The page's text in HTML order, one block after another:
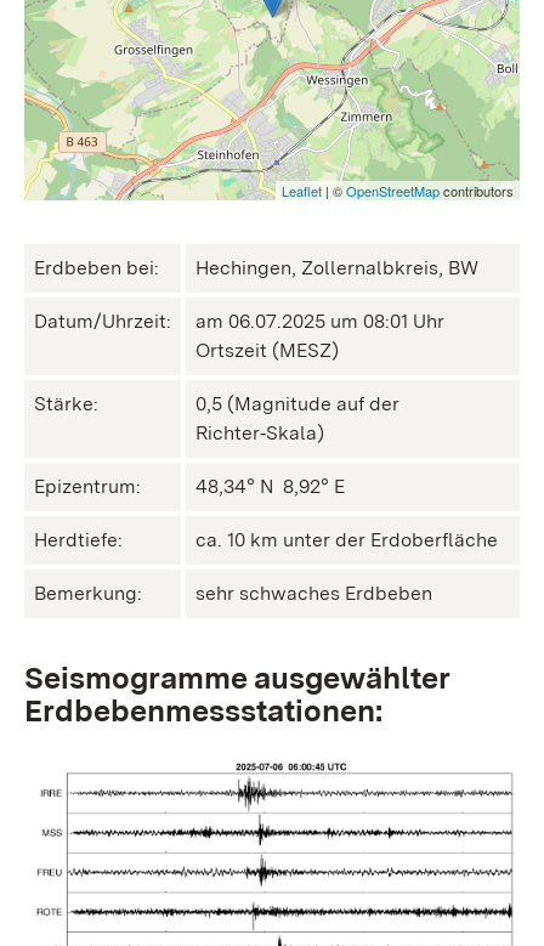
Leaflet | ©OpenStreetMapcontributors
Erdbeben bei: Hechingen, Zollernalbkreis, BW
Datum/Uhrzeit:
am 06.07.2025 um 08:01 Uhr
Ortszeit (MESZ)
Stärke:
0,5 (Magnitude auf der
Richter‑Skala)
Epizentrum: 48,34° N ㅤ 8,92° E
Herdtiefe: ca. 10 km unter der Erdoberfläche
Bemerkung: sehr schwaches Erdbeben
Seismogramme ausgewählter
Erdbebenmessstationen: